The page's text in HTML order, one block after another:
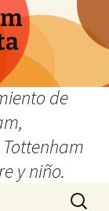
de
y niño.
Buscar: